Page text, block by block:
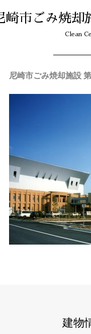
崎市ごみ焼却
Clean
尼崎市ごみ焼却施設
建物